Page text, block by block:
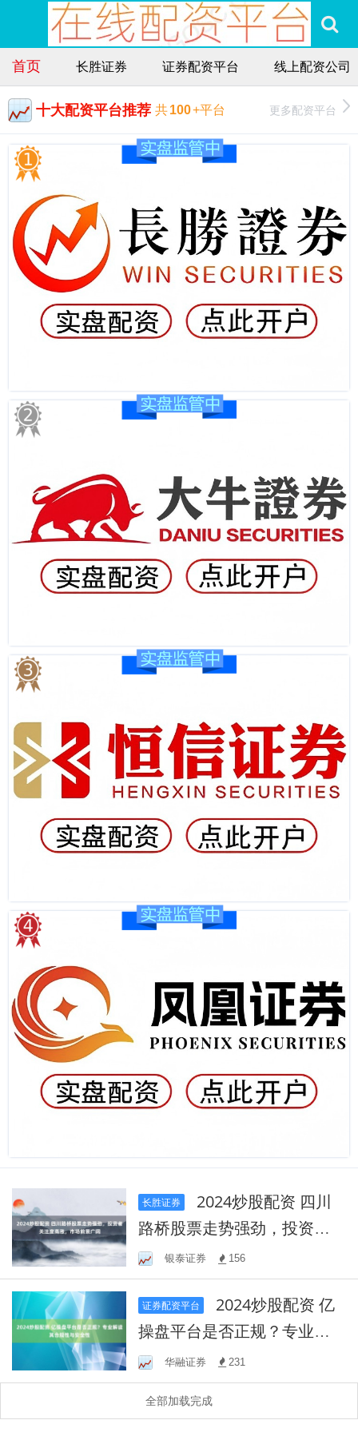
首页 长胜证券 证券配资平台 线上配资公司
十大配资平台推荐 共100+平台 更多配资平台
长胜证券
路桥股票走势强劲，投资者
关注度高涨，市场前景广阔
银泰证券 156
证券配资平台
操盘平台是否正规？专业解
读其合规性与安全性
华融证券 231
全部加载完成